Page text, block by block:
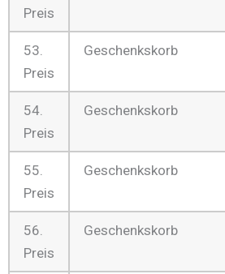
Preis
53.
Preis
Geschenkskorb
54.
Preis
Geschenkskorb
55.
Preis
Geschenkskorb
56.
Preis
Geschenkskorb